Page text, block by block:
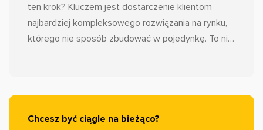
ten krok? Kluczem jest dostarczenie klientom
najbardziej kompleksowego rozwiązania na rynku,
którego nie sposób zbudować w pojedynkę. To nie
klienci, stajecie się częścią największego
Chcesz być ciągle na bieżąco?